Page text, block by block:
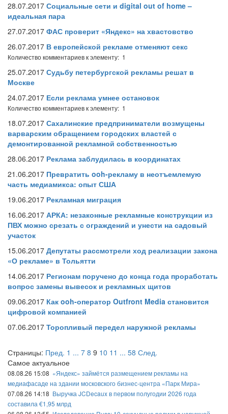
28.07.2017 Социальные сети и digital out of home –
идеальная пара
27.07.2017 ФАС проверит «Яндекс» на хвастовство
26.07.2017 В европейской рекламе отменяют секс
Количество комментариев к элементу: 1
25.07.2017 Судьбу петербургской рекламы решат в
Москве
24.07.2017 Если реклама умнее остановок
Количество комментариев к элементу: 1
18.07.2017 Сахалинские предприниматели возмущены
варварским обращением городских властей с
демонтированной рекламной собственностью
28.06.2017 Реклама заблудилась в координатах
21.06.2017 Превратить ooh-рекламу в неотъемлемую
часть медиамикса: опыт США
19.06.2017 Рекламная миграция
16.06.2017 АРКА: незаконные рекламные конструкции из
ПВХ можно срезать с ограждений и унести на садовый
участок
15.06.2017 Депутаты рассмотрели ход реализации закона
«О рекламе» в Тольятти
14.06.2017 Регионам поручено до конца года проработать
вопрос замены вывесок и рекламных щитов
09.06.2017 Как ooh-оператор Outfront Media становится
цифровой компанией
07.06.2017 Торопливый передел наружной рекламы
Страницы: Пред. 1 ... 7 8 9 10 11 ... 58 След.
Самое актуальное
08.08.26 15:08 «Яндекс» займётся размещением рекламы на
медиафасаде на здании московского бизнес-центра «Парк Мира»
07.08.26 14:18 Выручка JCDecaux в первом полугодии 2026 года
составила €1,95 млрд